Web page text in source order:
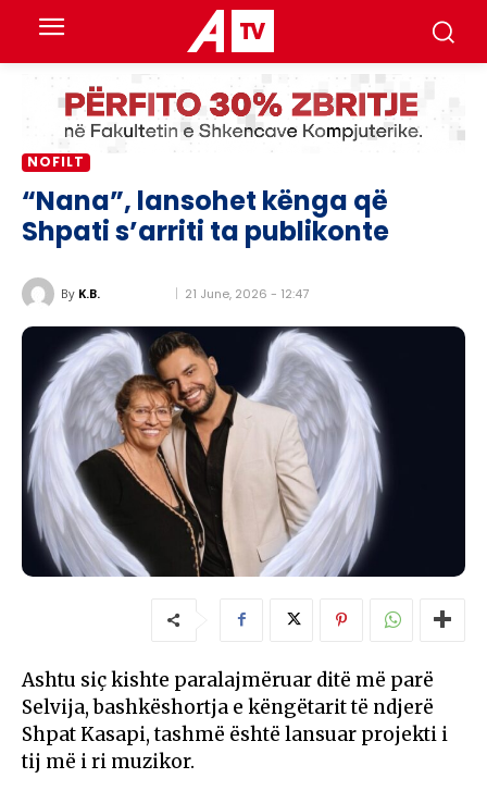
NOFILT
“Nana”, lansohet kënga që
Shpati s’arriti ta publikonte
By K.B. 21 June, 2026 - 12:47
Ashtu siç kishte paralajmëruar ditë më parë
Selvija, bashkëshortja e këngëtarit të ndjerë
Shpat Kasapi, tashmë është lansuar projekti i
tij më i ri muzikor.